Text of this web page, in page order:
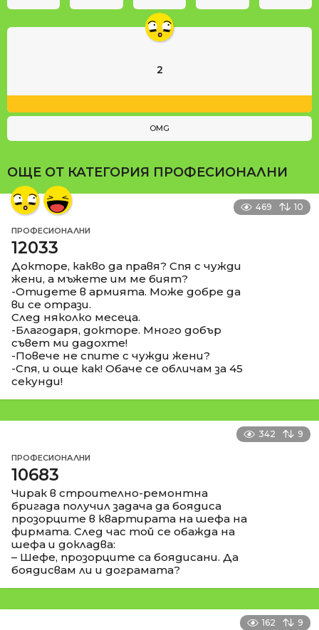
2
OMG
ОЩЕ ОТ КАТЕГОРИЯ ПРОФЕСИОНАЛНИ
469 10
ПРОФЕСИОНАЛНИ
12033
Докторе, какво да правя? Спя с чужди
жени, а мъжете им ме бият?
-Отидете в армията. Може добре да
ви се отрази.
След няколко месеца.
-Благодаря, докторе. Много добър
съвет ми дадохте!
-Повече не спите с чужди жени?
-Спя, и още как! Обаче се обличам за 45
секунди!
342 9
ПРОФЕСИОНАЛНИ
10683
Чирак в строително-ремонтна
бригада получил задача да боядиса
прозорците в квартирата на шефа на
фирмата. След час той се обажда на
шефа и докладва:
– Шефе, прозорците са боядисани. Да
боядисвам ли и дограмата?
162 9